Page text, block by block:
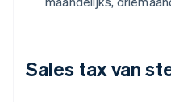
Sales tax van